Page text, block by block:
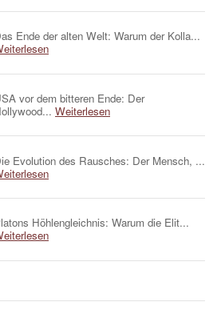
Ende der alten Welt: Warum der Kolla...
vor dem bitteren Ende: Der
Weiterlesen
Evolution des Rausches: Der Mensch, ...
Höhlengleichnis: Warum die Elit...